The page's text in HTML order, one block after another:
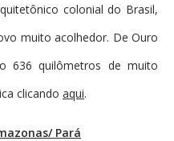
colonial do Brasil,
muito acolhedor. De Ouro
636 quilômetros de muito
clicando aqui.
Pará